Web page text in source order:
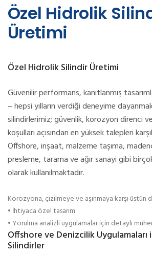
Özel Hidrolik
Üretimi
Özel Hidrolik Silindir Üretimi
Güvenilir performans, kanıtlanmış
– hepsi yılların verdiği deneyime
silindirlerimiz; güvenlik, korozyon direnci
koşulları açısından en yüksek talepleri
Offshore, inşaat, malzeme taşıma,
presleme, tarama ve ağır sanayi gibi
olarak kullanılmaktadır.
Korozyona, çizilmeye ve aşınmaya karşı üstün
• İhtiyaca özel tasarım
• Yorulma analizli uygulamalar için detaylı
Offshore ve Denizcilik
Silindirler